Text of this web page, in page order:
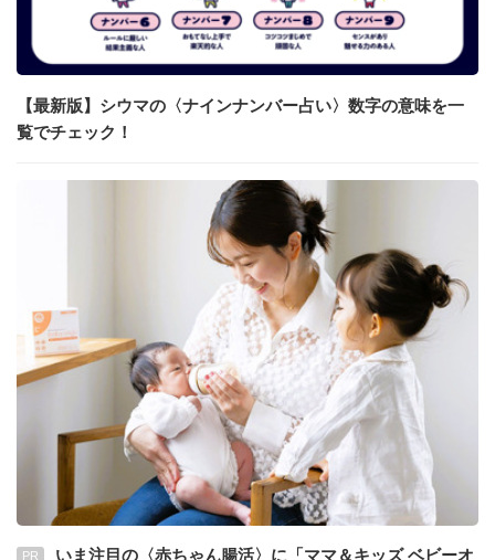
【最新版】シウマの〈ナインナンバー占い〉数字の意味を一
覧でチェック！
PR いま注目の〈赤ちゃん腸活〉に「ママ＆キッズ ベビーオ